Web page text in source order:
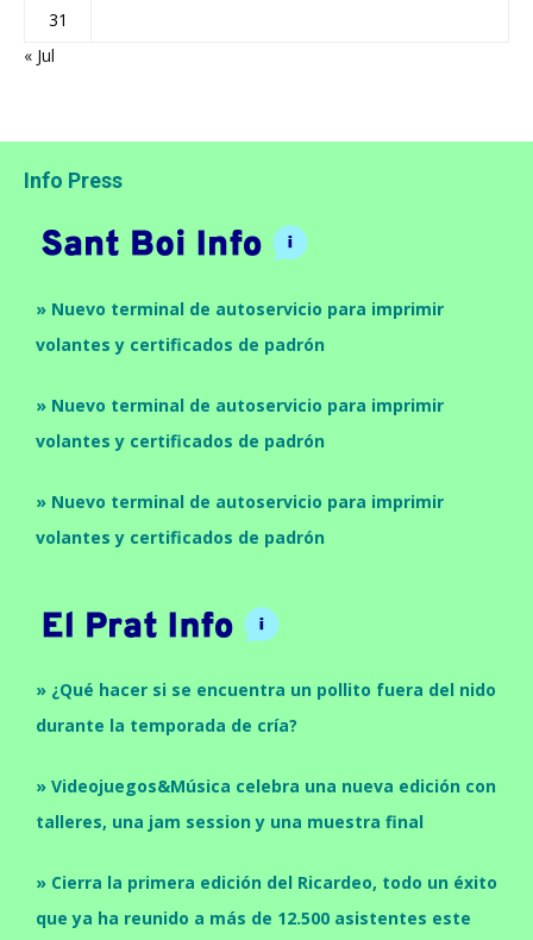
31
« Jul
Info Press
» Nuevo terminal de autoservicio para imprimir
volantes y certificados de padrón
» Nuevo terminal de autoservicio para imprimir
volantes y certificados de padrón
» Nuevo terminal de autoservicio para imprimir
volantes y certificados de padrón
» ¿Qué hacer si se encuentra un pollito fuera del nido
durante la temporada de cría?
» Videojuegos&Música celebra una nueva edición con
talleres, una jam session y una muestra final
» Cierra la primera edición del Ricardeo, todo un éxito
que ya ha reunido a más de 12.500 asistentes este